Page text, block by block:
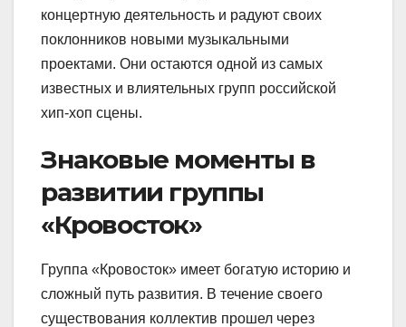
концертную деятельность и радуют своих
поклонников новыми музыкальными
проектами. Они остаются одной из самых
известных и влиятельных групп российской
хип-хоп сцены.
Знаковые моменты в
развитии группы
«Кровосток»
Группа «Кровосток» имеет богатую историю и
сложный путь развития. В течение своего
существования коллектив прошел через